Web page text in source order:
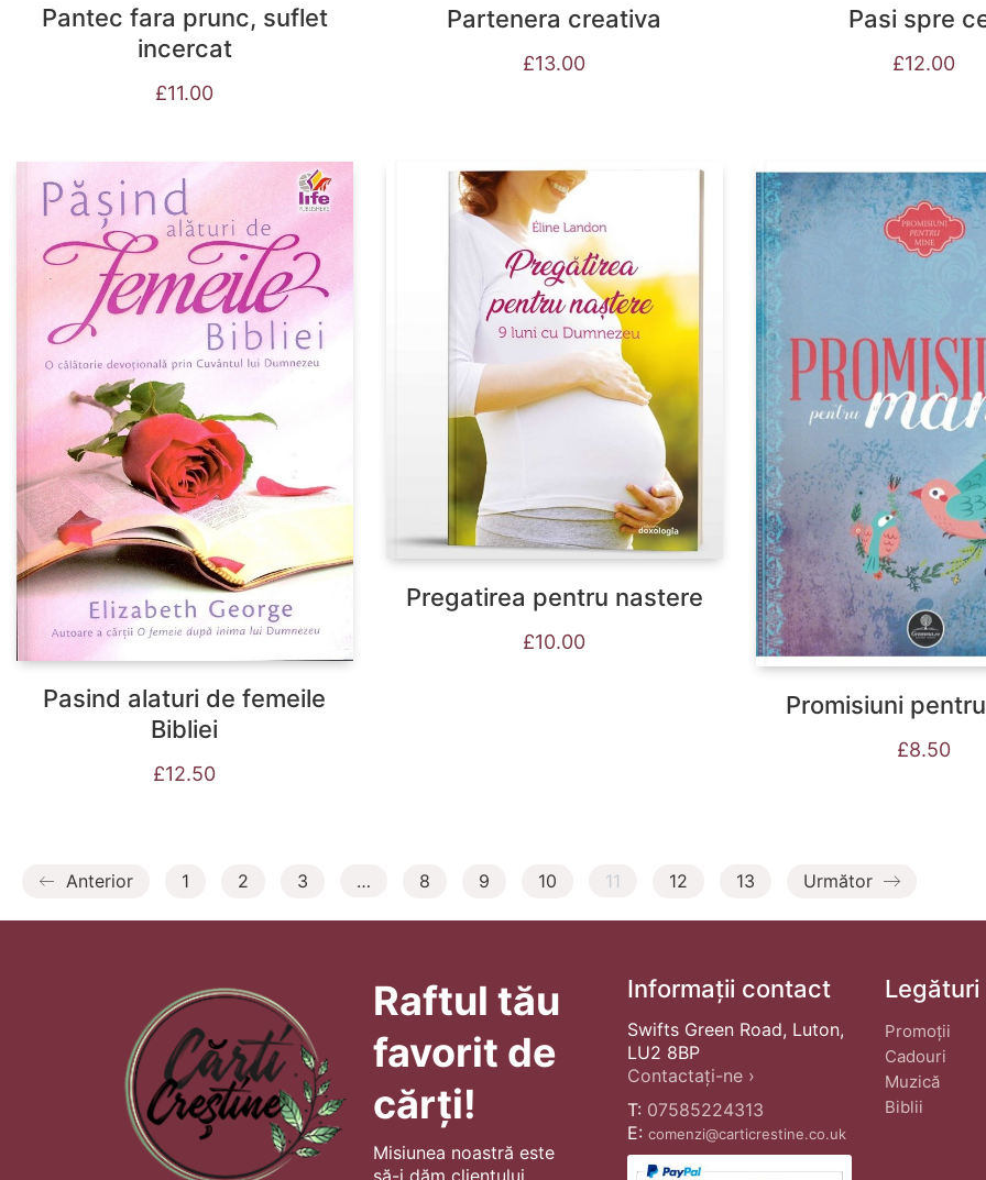
Pantec fara prunc, suflet
incercat
£11.00
Partenera creativa
£13.00
Pasi spre
£12.00
Pasind alaturi de femeile
Bibliei
£12.50
Pregatirea pentru nastere
£10.00
Promisiuni
£8.50
Anterior 1 2 3 … 8 9 10 11 12 13 Următor
Raftul tău
favorit de
cărți!
Misiunea noastră este
să-i dăm clientului
Informații contact
Swifts Green Road, Luton,
LU2 8BP
Contactați-ne ›
T: 07585224313
E: comenzi@carticrestine.co.uk
Promoții
Cadouri
Muzică
Biblii